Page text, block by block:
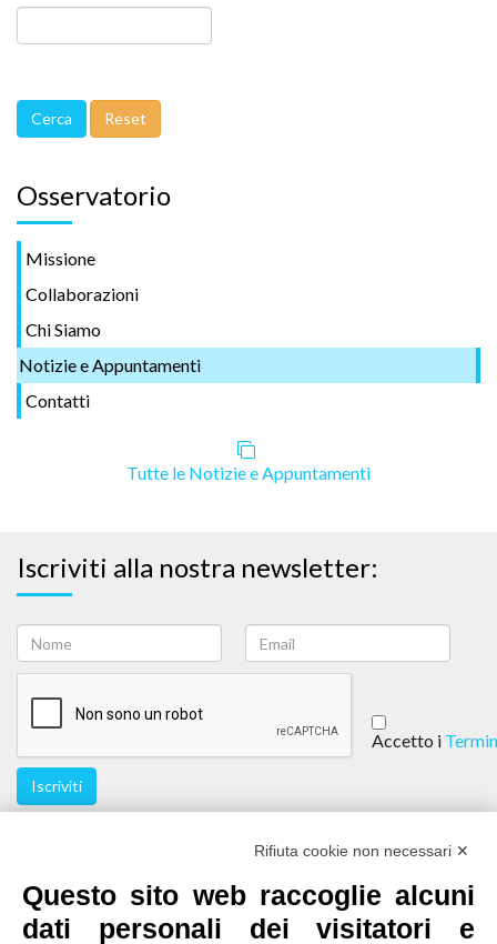
Osservatorio
Missione
Collaborazioni
Chi Siamo
Notizie e Appuntamenti
Contatti
Tutte le Notizie e Appuntamenti
Iscriviti alla nostra newsletter:
Accetto i
Iscriviti
Rifiuta cookie non necessari ✕
Questo sito web raccoglie alcuni
dati personali dei visitatori e